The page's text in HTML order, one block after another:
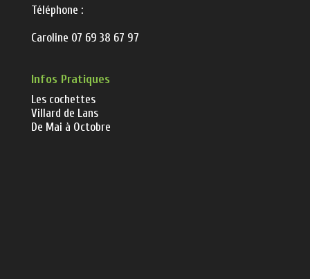
Téléphone :
Caroline 07 69 38 67 97
Infos Pratiques
Les cochettes
Villard de Lans
De Mai à Octobre